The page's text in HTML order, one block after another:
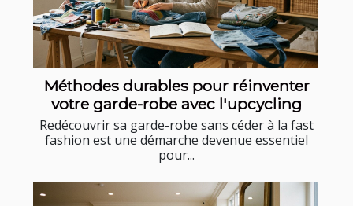
Méthodes durables pour réinventer
votre garde-robe avec l'upcycling
Redécouvrir sa garde-robe sans céder à la fast
fashion est une démarche devenue essentiel
pour...